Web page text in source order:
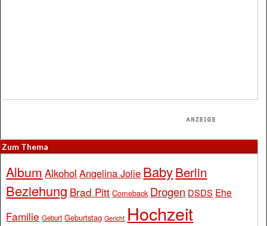
Zum Thema
Album Alkohol Angelina Jolie BabyBerlin
Beziehung Brad Pitt Comeback Drogen DSDS Ehe
Familie Geburt Geburtstag Gericht Hochzeit